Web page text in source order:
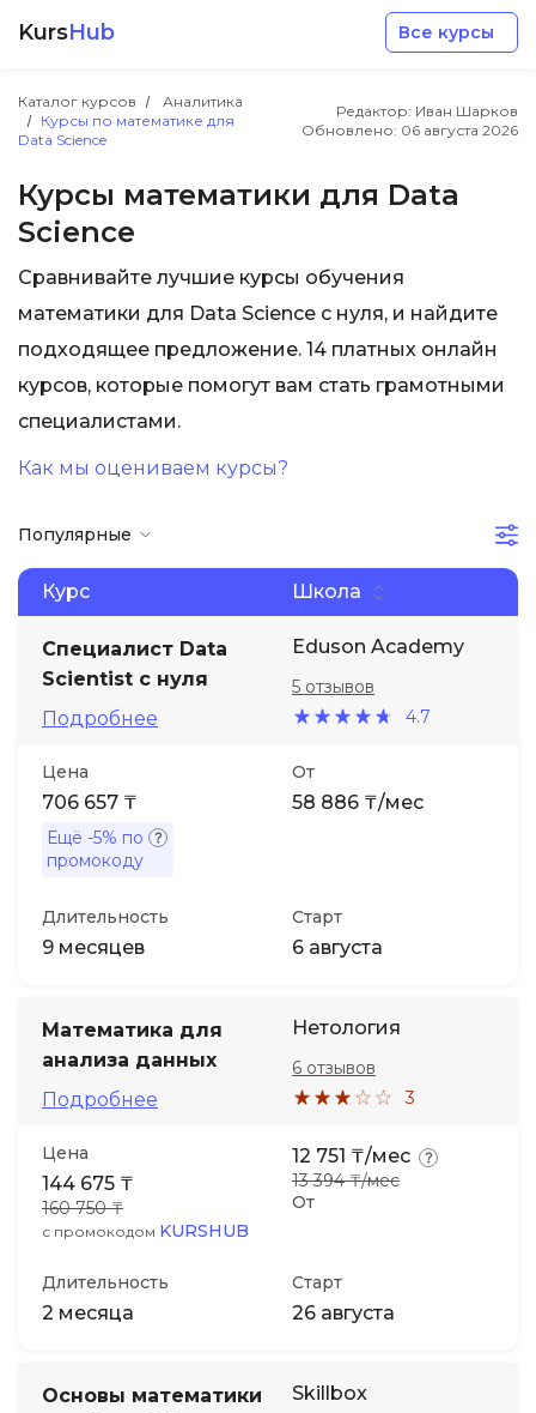
KursHub Все курсы
Каталог курсов
Аналитика
Курсы по математике для
Data Science
Редактор: Иван Шарков
Обновлено: 06 августа 2026
Курсы математики для Data
Science
Сравнивайте лучшие курсы обучения
математики для Data Science с нуля, и найдите
подходящее предложение. 14 платных онлайн
курсов, которые помогут вам стать грамотными
специалистами.
Как мы оцениваем курсы?
Популярные
Курс Школа
Специалист Data
Scientist с нуля
Подробнее
Eduson Academy
4.7
5 отзывов
Цена
706 657 ₸
Ещё -5% по
промокоду
От
58 886 ₸/мес
Длительность
9 месяцев
Старт
6 августа
Математика для
анализа данных
Подробнее
Нетология
3
6 отзывов
Цена
144 675 ₸
160 750 ₸
с промокодом KURSHUB
От
12 751 ₸/мес
13 394 ₸/мес
Длительность
2 месяца
Старт
26 августа
Основы математики
Skillbox
Маркетинг
Дизайн
Аналитика
Менеджмент
Иностранные языки
Soft Skills
ДПО
Детям
Акции и промокоды